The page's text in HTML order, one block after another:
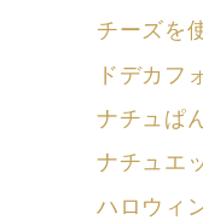
チーズを
ドデカフ
ナチュぱ
ナチュエ
ハロウィ